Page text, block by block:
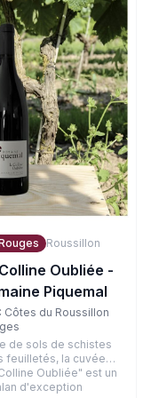
d'agrumes, de
blancs et une touche
En bouche,
est vive et
équilibrée par
fruité et une finale
Roussillon
Oubliée -
Piquemal
Côtes du Roussillon
de sols de schistes
feuilletés, la cuvée
Oubliée" est un
d'exception